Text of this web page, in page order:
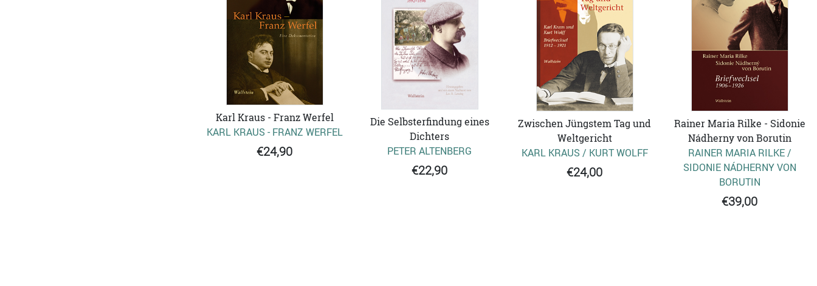
Karl Kraus - Franz Werfel
KARL KRAUS - FRANZ WERFEL
€24,90
Die Selbsterfindung eines
Dichters
PETER ALTENBERG
€22,90
Zwischen Jüngstem Tag und
Weltgericht
KARL KRAUS / KURT WOLFF
€24,00
Rainer Maria Rilke - Sidonie
Nádherny von Borutin
RAINER MARIA RILKE /
SIDONIE NÁDHERNY VON
BORUTIN
€39,00